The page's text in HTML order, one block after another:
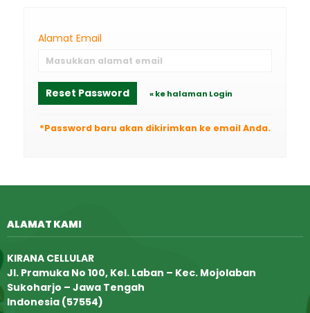
Alamat Email
Reset Password « ke halaman Login
*Password baru akan dikirimkan ke email Anda.
ALAMAT KAMI
KIRANA CELLULAR
Jl. Pramuka No 100, Kel. Laban – Kec. Mojolaban
Sukoharjo – Jawa Tengah
Indonesia (57554)